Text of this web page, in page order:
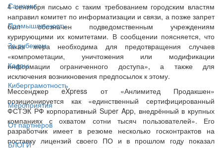
Санкции
Промышленность
За рубежом
Кадры
Киберграмотность
Мероприятия
От партнёров
БЛОГИ
4 сентября письмо с таким требованием городским властям
направил комитет по информатизации и связи, а позже запрет
был обозначен подведомственным учреждениям
курирующими их комитетами. В сообщении поясняется, что
такая мера необходима для предотвращения случаев
«компрометации, уничтожения или модификации
информации ограниченного доступа», а также для
исключения возникновения предпосылок к этому.
Мессенджер eXpress от «Анлимитед Продакшен»
позиционируется как «единственный сертифицированный
ФСТЭК РФ корпоративный Super App, внедрённый в крупных
компаниях с охватом сотни тысяч пользователей». Его
разработчик имеет в резюме несколько госконтрактов на
поставку лицензий своего ПО и в прошлом году показал